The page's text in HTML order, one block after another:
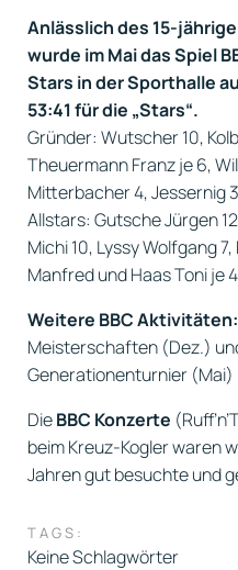
Anlässlich des 15-
wurde im Mai das Spiel
Stars in der Sporthalle
53:41 für die „Stars“.
Gründer: Wutscher 10,
Theuermann Franz je 6,
Mitterbacher 4, Jessernig
Allstars: Gutsche Jürgen
Michi 10, Lyssy Wolfgang
Manfred und Haas Toni je
Weitere BBC Aktivitäten:
Meisterschaften (Dez.)
Generationenturnier (Mai)
DieBBC Konzerte
beim Kreuz-Kogler waren
Jahren gut besuchte und
TAGS:
Keine Schlagwörter